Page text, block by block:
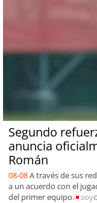
Segundo
anuncia
Román
08-08A través de sus
a un acuerdo con el
del primer equipo.
soy